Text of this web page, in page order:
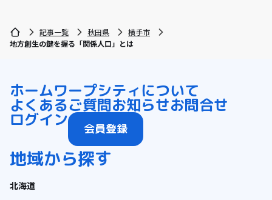
記事一覧 秋田県
横手市
地方創生の鍵を握る「関係人口」とは
ホームワープシティについて
よくあるご質問お知らせお問合せ
ログイン 会員登録
地域から探す
北海道